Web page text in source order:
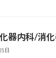
器内科/消化
日